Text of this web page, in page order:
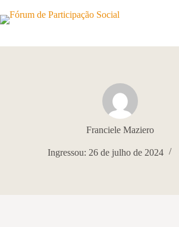
para
o
Franciele Maziero
Ingressou: 26 de julho de 2024